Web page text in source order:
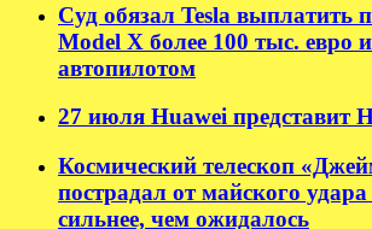
Суд обязал Tesla выплатить
Model X более 100 тыс. евро
автопилотом
27 июля Huawei представит
Космический телескоп
пострадал от майского
сильнее, чем ожидалось